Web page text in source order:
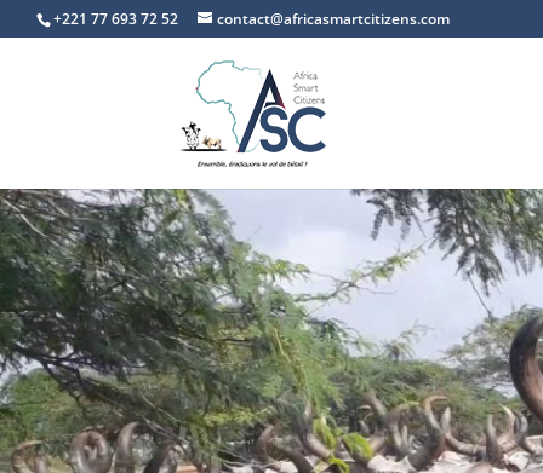
+221 77 693 72 52 contact@africasmartcitizens.com
Envoyez-nous un
Nous serons ravis de répondre